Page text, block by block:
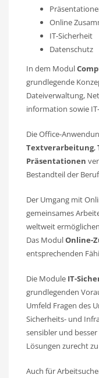
Online
IT-Sicherheit
Datenschutz
In dem Modul
grundlegende
Dateiverwaltung,
information sowie
Die Office-
Textverarbeitung,
Präsentationen
Bestandteil der
Der Umgang mit
gemeinsames
weltweit
Das ModulOnline-
entsprechenden
Die Module IT-
grundlegenden
Umfeld Fragen des
Sicherheits- und
sensibler und
Lösungen zurecht
Auch für